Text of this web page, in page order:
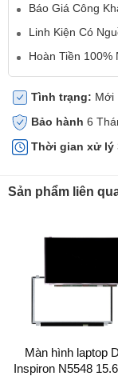
Báo Giá Công
Linh Kiện Có
Hoàn Tiền 100%
Tình trạng: Mới
Bảo hành 6
Thời gian xử lý
Sản phẩm liên
Màn hình laptop
Inspiron N5548